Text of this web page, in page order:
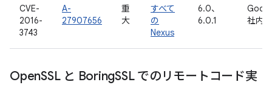
CVE-
2016-
3743
A-
27907656
重
大
すべて
の
Nexus
6.0、
6.0.1
社内
OpenSSL と BoringSSL でのリモートコード実